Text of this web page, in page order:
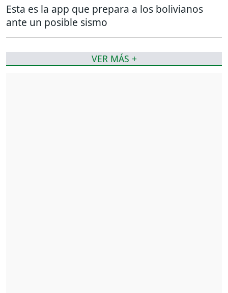
Esta es la app que prepara a los bolivianos
ante un posible sismo
VER MÁS +